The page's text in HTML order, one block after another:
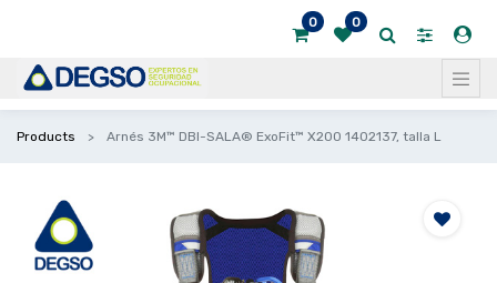
0 0
Products Arnés 3M™ DBI-SALA® ExoFit™ X200 1402137, talla L